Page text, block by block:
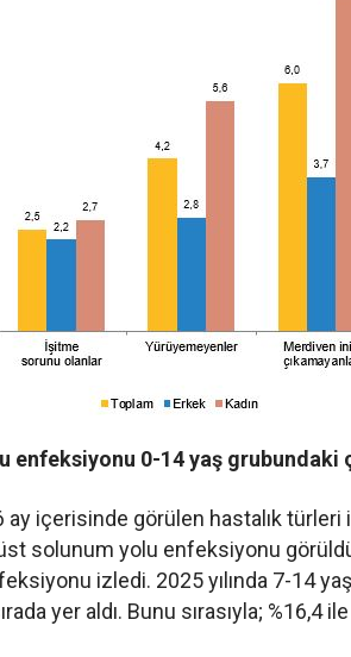
enfeksiyonu 0-14 yaş
ay içerisinde görülen hastalık türleri
solunum yolu enfeksiyonu
izledi. 2025 yılında 7-14
yer aldı. Bunu sırasıyla; %16,4